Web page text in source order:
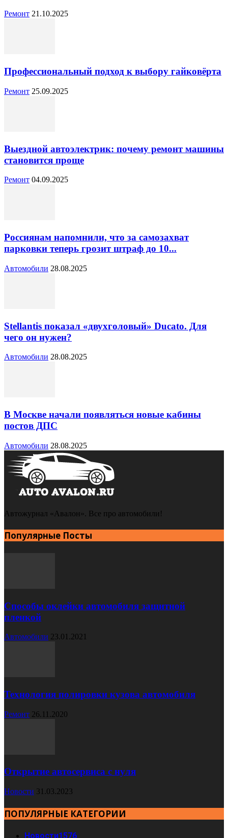
Ремонт 21.10.2025
Профессиональный подход к выбору гайковёрта
Ремонт 25.09.2025
Выездной автоэлектрик: почему ремонт машины
становится проще
Ремонт 04.09.2025
Россиянам напомнили, что за самозахват
парковки теперь грозит штраф до 10...
Автомобили 28.08.2025
Stellantis показал «двухголовый» Ducato. Для
чего он нужен?
Автомобили 28.08.2025
В Москве начали появляться новые кабины
постов ДПС
Автомобили 28.08.2025
Автожурнал «Авалон». Все про автомобили!
Популярные Посты
Способы оклейки автомобиля защитной
пленкой
Автомобили 23.01.2021
Технология полировки кузова автомобиля
Ремонт 26.11.2020
Открытие автосервиса с нуля
Новости 31.03.2023
ПОПУЛЯРНЫЕ КАТЕГОРИИ
Новости1576